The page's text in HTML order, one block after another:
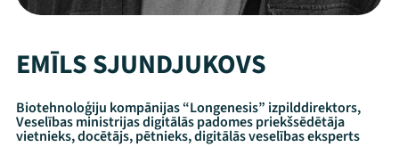
EMĪLS SJUNDJUKOVS
Biotehnoloģiju kompānijas “Longenesis” izpilddirektors,
Veselības ministrijas digitālās padomes priekšsēdētāja
vietnieks, docētājs, pētnieks, digitālās veselības eksperts